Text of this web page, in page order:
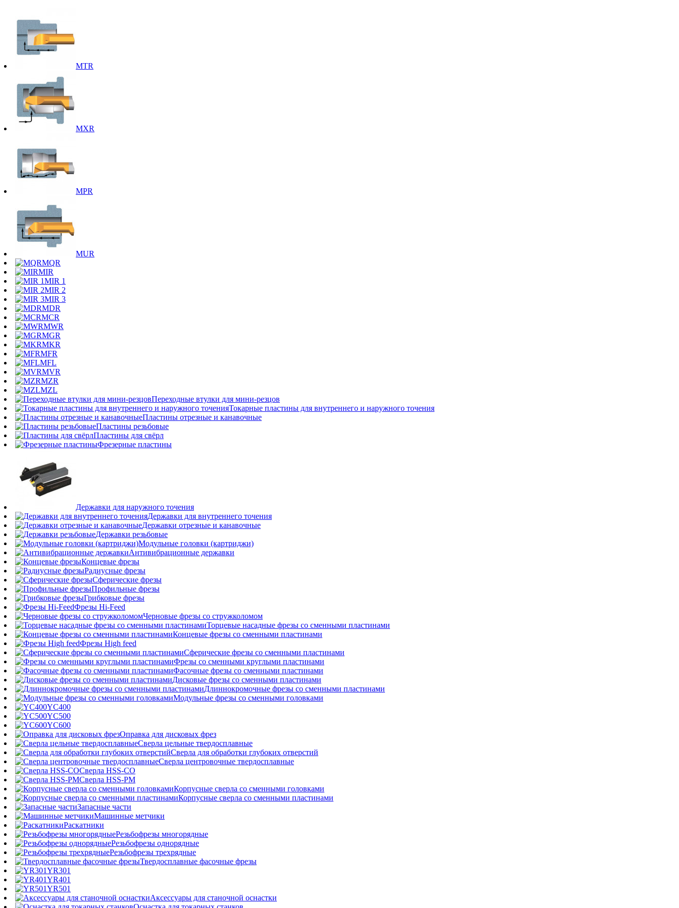
MTR
MXR
MPR
MUR
MQR
MIR
MIR 1
MIR 2
MIR 3
MDR
MCR
MWR
MGR
MKR
MFR
MFL
MVR
MZR
MZL
Переходные втулки для мини-резцов
Токарные пластины для внутреннего и наружного точения
Пластины отрезные и канавочные
Пластины резьбовые
Пластины для свёрл
Фрезерные пластины
Державки для наружного точения
Державки для внутреннего точения
Державки отрезные и канавочные
Державки резьбовые
Модульные головки (картриджи)
Антивибрационные державки
Концевые фрезы
Радиусные фрезы
Сферические фрезы
Профильные фрезы
Грибковые фрезы
Фрезы Hi-Feed
Черновые фрезы со стружколомом
Торцевые насадные фрезы со сменными пластинами
Концевые фрезы со сменными пластинами
Фрезы High feed
Сферические фрезы со сменными пластинами
Фрезы со сменными круглыми пластинами
Фасочные фрезы со сменными пластинами
Дисковые фрезы со сменными пластинами
Длиннокромочные фрезы со сменными пластинами
Модульные фрезы со сменными головками
YC400
YC500
YC600
Оправка для дисковых фрез
Сверла цельные твердосплавные
Сверла для обработки глубоких отверстий
Сверла центровочные твердосплавные
Сверла HSS-CO
Сверла HSS-PM
Корпусные сверла со сменными головками
Корпусные сверла со сменными пластинами
Запасные части
Машинные метчики
Раскатники
Резьбофрезы многорядные
Резьбофрезы однорядные
Резьбофрезы трехрядные
Твердосплавные фасочные фрезы
YR301
YR401
YR501
Аксессуары для станочной оснастки